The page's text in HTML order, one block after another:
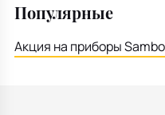
Популярные
Акция на приборы